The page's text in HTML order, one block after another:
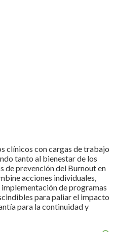
clínicos con cargas de trabajo
tanto al bienestar de los
de prevención del Burnout en
acciones individuales,
de programas
para paliar el impacto
para la continuidad y